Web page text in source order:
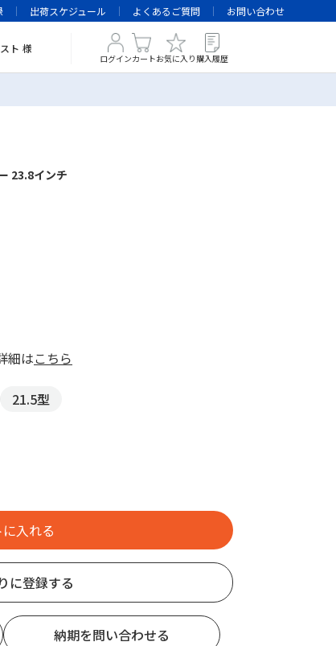
出荷スケジュール よくあるご質問 お問い合わせ
ト 様
ログインカートお気に入り 購入履歴
23.8インチ
細はこちら
21.5型
に登録する
納期を問い合わせる